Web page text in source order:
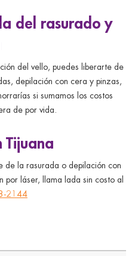
del rasurado y
del vello, puedes liberarte de
depilación con cera y pinzas,
si sumamos los costos
de por vida.
Tijuana
de la rasurada o depilación con
por láser, llama lada sin costo al
2144